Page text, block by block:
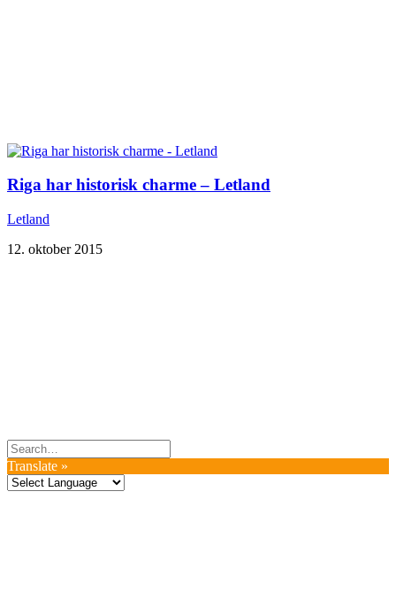
Riga har historisk charme – Letland
Letland
12. oktober 2015
Translate »